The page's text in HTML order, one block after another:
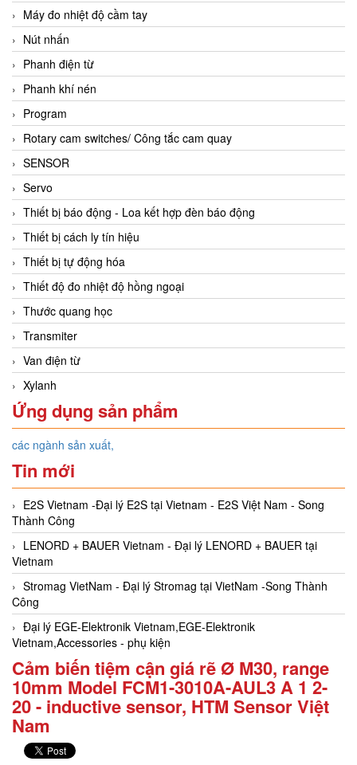
Máy đo nhiệt độ cầm tay
Nút nhấn
Phanh điện từ
Phanh khí nén
Program
Rotary cam switches/ Công tắc cam quay
SENSOR
Servo
Thiết bị báo động - Loa kết hợp đèn báo động
Thiết bị cách ly tín hiệu
Thiết bị tự động hóa
Thiết độ đo nhiệt độ hồng ngoại
Thước quang học
Transmiter
Van điện từ
Xylanh
Ứng dụng sản phẩm
các ngành sản xuất,
Tin mới
E2S Vietnam -Đại lý E2S tại Vietnam - E2S Việt Nam - Song
Thành Công
LENORD + BAUER Vietnam - Đại lý LENORD + BAUER tại
Vietnam
Stromag VietNam - Đại lý Stromag tại VietNam -Song Thành
Công
Đại lý EGE-Elektronik Vietnam,EGE-Elektronik
Vietnam,Accessories - phụ kiện
Cảm biến tiệm cận giá rẽ Ø M30, range
10mm Model FCM1-3010A-AUL3 A 1 2-
20 - inductive sensor, HTM Sensor Việt
Nam